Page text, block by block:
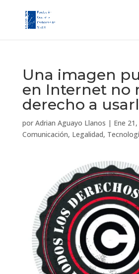
Una imagen
en Internet no
derecho a
por Adrian Aguayo Llanos | Ene
Comunicación, Legalidad,